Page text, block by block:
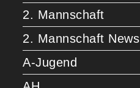
2. Mannschaft
2. Mannschaft News
A-Jugend